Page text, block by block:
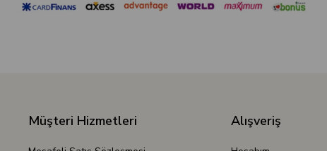
Müşteri Hizmetleri Alışveriş